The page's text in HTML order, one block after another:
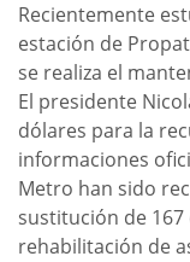
Recientemente
estación de
se realiza el
El presidente
dólares para la
informaciones
Metro han sido
sustitución de 167
rehabilitación de